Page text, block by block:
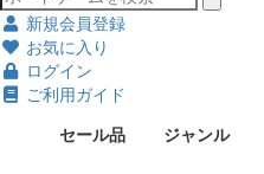
新規会員登録
お気に入り
ログイン
ご利用ガイド
セール品
ジャンル